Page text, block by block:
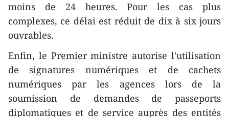
moins de 24 heures. Pour les cas plus
complexes, ce délai est réduit de dix à six jours
ouvrables.
Enfin, le Premier ministre autorise l'utilisation
de signatures numériques et de cachets
numériques par les agences lors de la
soumission de demandes de passeports
diplomatiques et de service auprès des entités